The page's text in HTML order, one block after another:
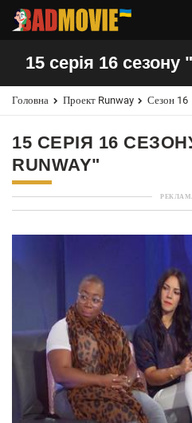
15 серія 16 сезону
Головна Проект Runway Сезон 16
15 СЕРІЯ 16
RUNWAY"